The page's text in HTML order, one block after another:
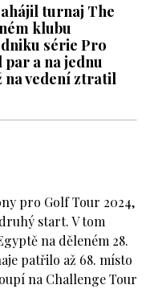
turnaj The
klubu
série Pro
a na jednu
na vedení ztratil
pro Golf Tour 2024,
start. V tom
na děleném 28.
patřilo až 68. místo
na Challenge Tour